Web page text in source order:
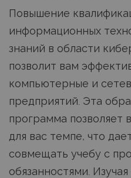
Повышение
информационных
знаний в области
позволит вам
компьютерные и
предприятий. Эта
программа позволяет
для вас темпе, что
совмещать учебу с
обязанностями.